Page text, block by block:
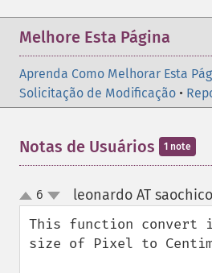
Melhore Esta Página
Aprenda Como Melhorar Esta
Solicitação de Modificação •
Notas de Usuários 1 note
up
down
6 leonardo AT
This function convert
size of Pixel to